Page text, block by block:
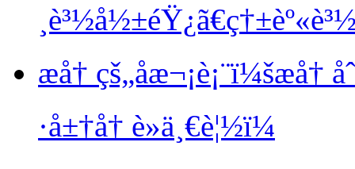
æ­å†
·å±†å† è»ä¸€è¦½ï¼